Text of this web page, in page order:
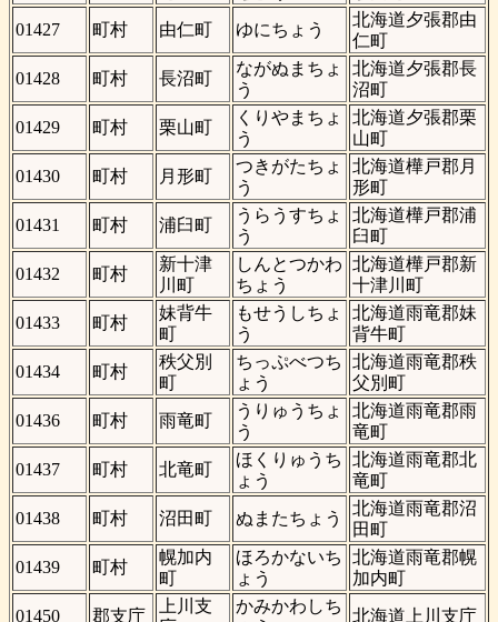
01427
町村 由仁町 ゆにちょう
北海道夕張郡由
仁町
01428
町村 長沼町
ながぬまちょ
う
北海道夕張郡長
沼町
01429
町村 栗山町
くりやまちょ
う
北海道夕張郡栗
山町
01430
町村 月形町
つきがたちょ
う
北海道樺戸郡月
形町
01431
町村 浦臼町
うらうすちょ
う
北海道樺戸郡浦
臼町
01432
町村
新十津
川町
しんとつかわ
ちょう
北海道樺戸郡新
十津川町
01433
町村
妹背牛
町
もせうしちょ
う
北海道雨竜郡妹
背牛町
01434
町村
秩父別
町
ちっぷべつち
ょう
北海道雨竜郡秩
父別町
01436
町村 雨竜町
うりゅうちょ
う
北海道雨竜郡雨
竜町
01437
町村 北竜町
ほくりゅうち
ょう
北海道雨竜郡北
竜町
01438
町村 沼田町 ぬまたちょう
北海道雨竜郡沼
田町
01439
町村
幌加内
町
ほろかないち
ょう
北海道雨竜郡幌
加内町
01450
郡支庁
上川支
かみかわしち
北海道上川支庁